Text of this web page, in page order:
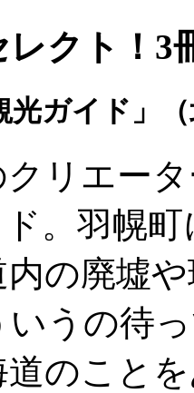
クト！3
光ガイド」
リエー
。羽幌
の廃墟
いうの待
のこと